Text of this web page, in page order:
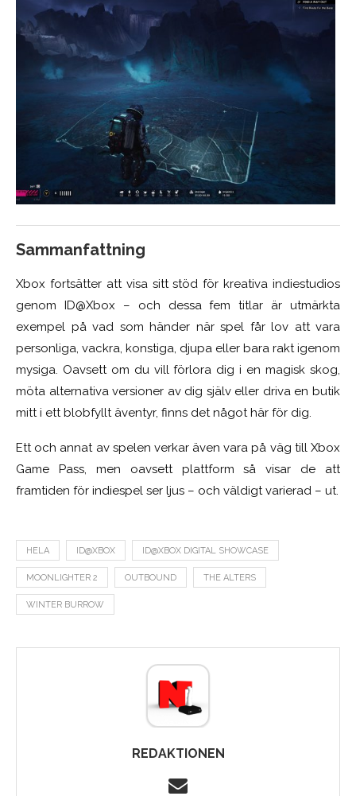
Sammanfattning
Xbox fortsätter att visa sitt stöd för kreativa indiestudios
genom ID@Xbox – och dessa fem titlar är utmärkta
exempel på vad som händer när spel får lov att vara
personliga, vackra, konstiga, djupa eller bara rakt igenom
mysiga. Oavsett om du vill förlora dig i en magisk skog,
möta alternativa versioner av dig själv eller driva en butik
mitt i ett blobfyllt äventyr, finns det något här för dig.
Ett och annat av spelen verkar även vara på väg till Xbox
Game Pass, men oavsett plattform så visar de att
framtiden för indiespel ser ljus – och väldigt varierad – ut.
HELA ID@XBOX ID@XBOX DIGITAL SHOWCASE
MOONLIGHTER 2 OUTBOUND THE ALTERS
WINTER BURROW
REDAKTIONEN